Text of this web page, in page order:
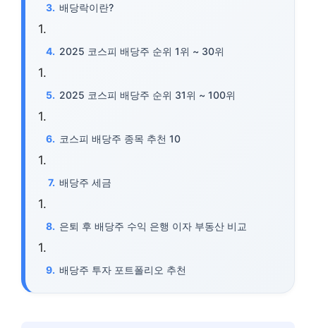
배당락이란?
2025 코스피 배당주 순위 1위 ~ 30위
2025 코스피 배당주 순위 31위 ~ 100위
코스피 배당주 종목 추천 10
배당주 세금
은퇴 후 배당주 수익 은행 이자 부동산 비교
배당주 투자 포트폴리오 추천